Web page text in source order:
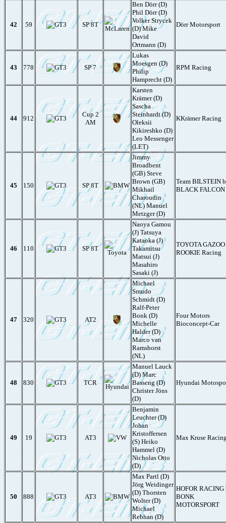
42 59 SP 8T
Ben Dörr (D)
Phil Dörr (D)
Volker Strycek
(D) Mike
David
Ortmann (D)
Dörr Motorsport
43 778 SP 7
Lukas
Moesgen (D)
Philip
Hamprecht (D)
RPM Racing
44 912
Cup 2
AM
Karsten
Krämer (D)
Sascha
Steinhardt (D)
Oleksii
Kikireshko (D)
Leo Messenger
(LET)
KKrämer Racing
45 150 SP 8T
Jimmy
Broadbent
(GB) Steve
Brown (GB)
Mikhail
Charoudin
(NL) Manuel
Metzger (D)
Team BILSTEIN
BLACK FALCON
46 110 SP 8T
Naoya Gamou
(J) Tatsuya
Kataoka (J)
Takamitsu
Matsui (J)
Masahiro
Sasaki (J)
TOYOTA GAZOO
ROOKIE Racing
47 320 AT2
Michael
Smudo
Schmidt (D)
Ralf-Peter
Bonk (D)
Michelle
Halder (D)
Marco van
Ramshorst
(NL)
Four Motors
Bioconcept-Car
48 830 TCR
Manuel Lauck
(D) Marc
Basseng (D)
Christer Jöns
(D)
Hyundai
49 19 AT3
Benjamin
Leuchter (D)
Johan
Kristoffersen
(S) Heiko
Hammel (D)
Nicholas Otto
(D)
Max Kruse
50 888 AT3
Max Partl (D)
Jörg Weidinger
(D) Thorsten
Wolter (D)
Michael
Rebhan (D)
HOFOR RACING
BONK
MOTORSPORT